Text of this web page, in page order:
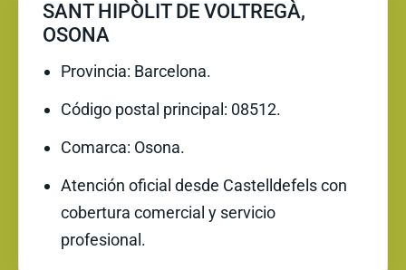
SANT HIPÒLIT DE VOLTREGÀ,
OSONA
Provincia: Barcelona.
Código postal principal: 08512.
Comarca: Osona.
Atención oficial desde Castelldefels con
cobertura comercial y servicio
profesional.